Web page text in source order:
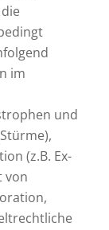
im
und
(z.B. Ex-
von